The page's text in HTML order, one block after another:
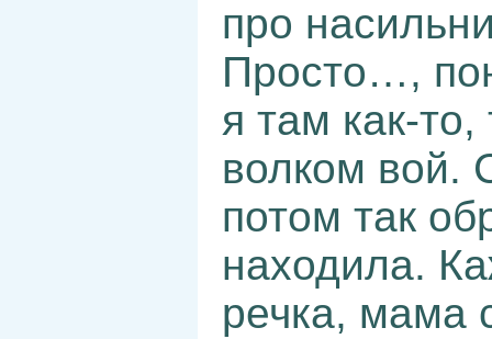
про
Просто…,
я там как-то,
волком вой.
потом так
находила.
речка, мама